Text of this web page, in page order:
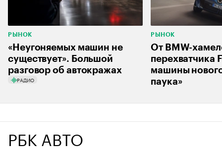
РЫНОК
«Неугоняемых машин не
существует». Большой
разговор об автокражах
РАДИО
РЫНОК
От BMW-
перехватчика
машины
паука»
РБК АВТО